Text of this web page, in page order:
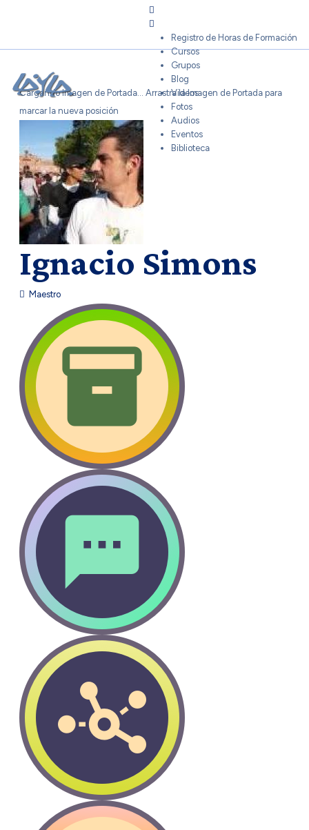
Registro de Horas de Formación
Cursos
Grupos
Blog
Videos
Fotos
Audios
Eventos
Biblioteca
Cargando Imagen de Portada... Arrastra la Imagen de Portada para
marcar la nueva posición
Ignacio Simons
Maestro